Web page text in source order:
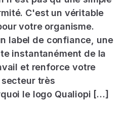
C'est un véritable
votre organisme.
label de confiance, une
instantanément de la
et renforce votre
très
le logo Qualiopi […]